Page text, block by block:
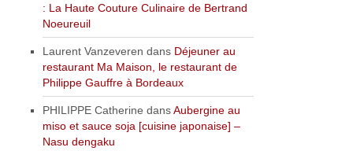
: La Haute Couture Culinaire de Bertrand
Noeureuil
Laurent Vanzeveren dans Déjeuner au
restaurant Ma Maison, le restaurant de
Philippe Gauffre à Bordeaux
PHILIPPE Catherine dansAubergine au
miso et sauce soja [cuisine japonaise] –
Nasu dengaku